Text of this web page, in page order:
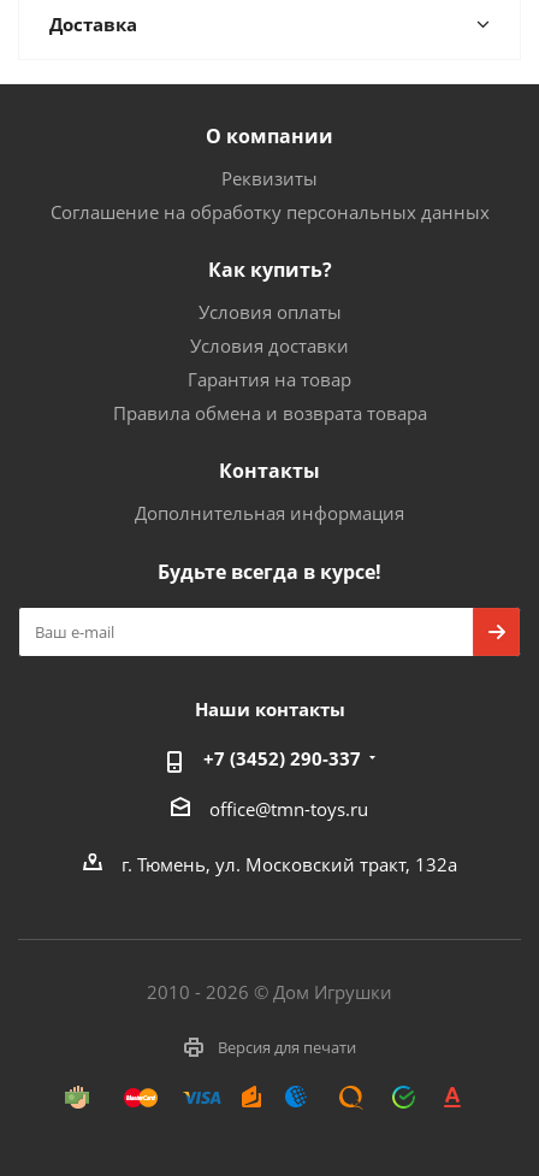
Доставка
О компании
Реквизиты
Соглашение на обработку персональных данных
Как купить?
Условия оплаты
Условия доставки
Гарантия на товар
Правила обмена и возврата товара
Контакты
Дополнительная информация
Будьте всегда в курсе!
Наши контакты
+7 (3452) 290-337
office@tmn-toys.ru
г. Тюмень, ул. Московский тракт, 132а
2010 - 2026 © Дом Игрушки
Версия для печати